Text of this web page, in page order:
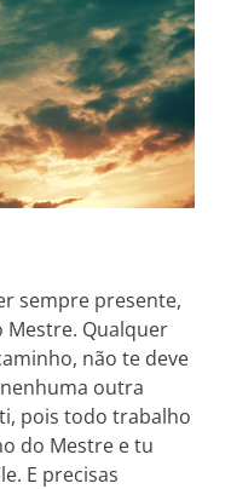
sempre presente,
Mestre. Qualquer
não te deve
outra
pois todo trabalho
do Mestre e tu
E precisas